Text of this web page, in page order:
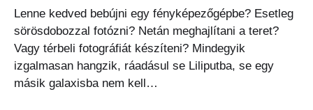
Lenne kedved bebújni egy fényképezőgépbe? Esetleg
sörösdobozzal fotózni? Netán meghajlítani a teret?
Vagy térbeli fotográfiát készíteni? Mindegyik
izgalmasan hangzik, ráadásul se Liliputba, se egy
másik galaxisba nem kell…